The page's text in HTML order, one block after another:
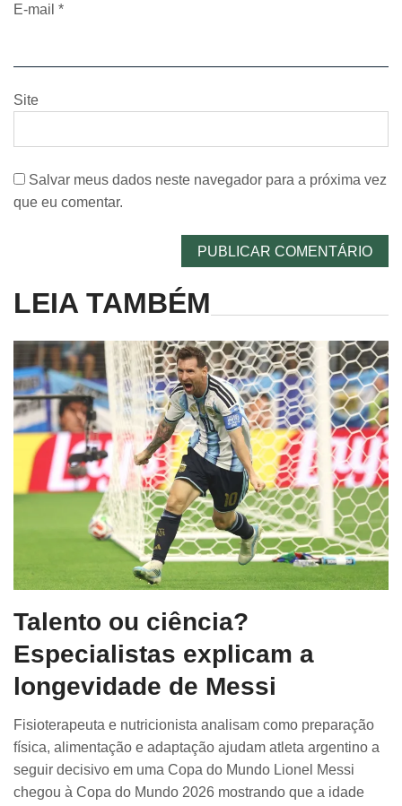
E-mail *
Site
Salvar meus dados neste navegador para a próxima vez
que eu comentar.
LEIA TAMBÉM
Talento ou ciência?
Especialistas explicam a
longevidade de Messi
Fisioterapeuta e nutricionista analisam como preparação
física, alimentação e adaptação ajudam atleta argentino a
seguir decisivo em uma Copa do Mundo Lionel Messi
chegou à Copa do Mundo 2026 mostrando que a idade